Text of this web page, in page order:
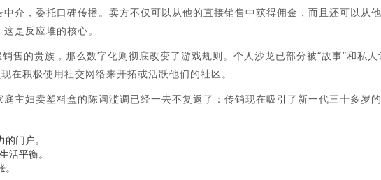
介，委托口碑传播。卖方不仅可以从他的直接销售中获得佣金，而且还可以从
是反应堆的核心。
售的贵族，那么数字化则彻底改变了游戏规则。个人沙龙已部分被“故事”和私人
在积极使用社交网络来开拓或活跃他们的社区。
主妇卖塑料盒的陈词滥调已经一去不复返了：传销现在吸引了新一代三十多岁
门户。
活平衡。